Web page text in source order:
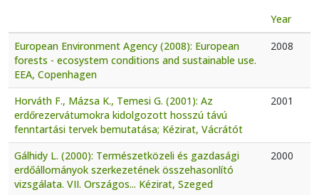
Year
European Environment Agency (2008): European
forests - ecosystem conditions and sustainable use.
EEA, Copenhagen
2008
Horváth F., Mázsa K., Temesi G. (2001): Az
erdőrezervátumokra kidolgozott hosszú távú
fenntartási tervek bemutatása; Kézirat, Vácrátót
2001
Gálhidy L. (2000): Természetközeli és gazdasági
erdőállományok szerkezetének összehasonlító
vizsgálata. VII. Országos... Kézirat, Szeged
2000